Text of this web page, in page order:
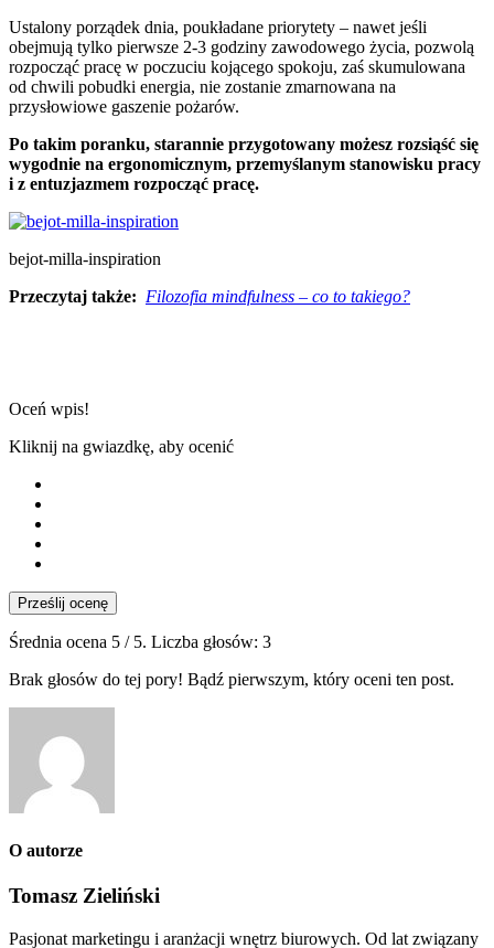
Ustalony porządek dnia, poukładane priorytety – nawet jeśli
obejmują tylko pierwsze 2-3 godziny zawodowego życia, pozwolą
rozpocząć pracę w poczuciu kojącego spokoju, zaś skumulowana
od chwili pobudki energia, nie zostanie zmarnowana na
przysłowiowe gaszenie pożarów.
Po takim poranku, starannie przygotowany możesz rozsiąść się
wygodnie na ergonomicznym, przemyślanym stanowisku pracy
i z entuzjazmem rozpocząć pracę.
bejot-milla-inspiration
Przeczytaj także: Filozofia mindfulness – co to takiego?
Oceń wpis!
Kliknij na gwiazdkę, aby ocenić
Prześlij ocenę
Średnia ocena 5 / 5. Liczba głosów: 3
Brak głosów do tej pory! Bądź pierwszym, który oceni ten post.
O autorze
Tomasz Zieliński
Pasjonat marketingu i aranżacji wnętrz biurowych. Od lat związany